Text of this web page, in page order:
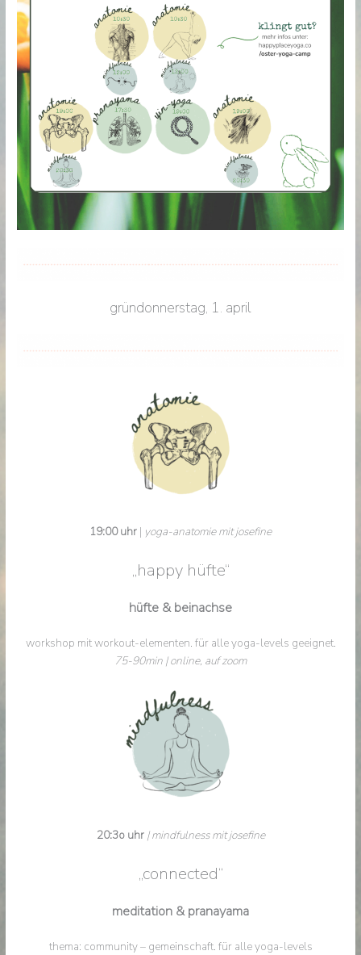
gründonnerstag, 1. april
19:00 uhr | yoga-anatomie mit josefine
„happy hüfte“
hüfte & beinachse
workshop mit workout-elementen. für alle yoga-levels geeignet.
75-90min | online, auf zoom
20:3o uhr | mindfulness mit josefine
„connected“
meditation & pranayama
thema: community – gemeinschaft. für alle yoga-levels